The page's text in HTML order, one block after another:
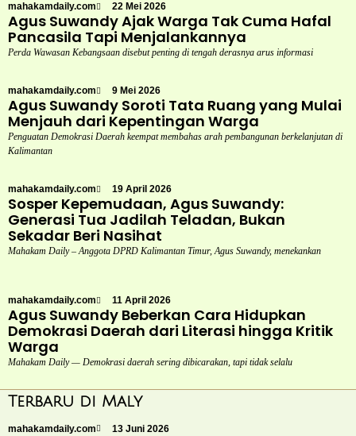
mahakamdaily.com 22 Mei 2026
Agus Suwandy Ajak Warga Tak Cuma Hafal
Pancasila Tapi Menjalankannya
Perda Wawasan Kebangsaan disebut penting di tengah derasnya arus informasi
mahakamdaily.com 9 Mei 2026
Agus Suwandy Soroti Tata Ruang yang Mulai
Menjauh dari Kepentingan Warga
Penguatan Demokrasi Daerah keempat membahas arah pembangunan berkelanjutan di
Kalimantan
mahakamdaily.com 19 April 2026
Sosper Kepemudaan, Agus Suwandy:
Generasi Tua Jadilah Teladan, Bukan
Sekadar Beri Nasihat
Mahakam Daily – Anggota DPRD Kalimantan Timur, Agus Suwandy, menekankan
mahakamdaily.com 11 April 2026
Agus Suwandy Beberkan Cara Hidupkan
Demokrasi Daerah dari Literasi hingga Kritik
Warga
Mahakam Daily — Demokrasi daerah sering dibicarakan, tapi tidak selalu
Terbaru di Maly
mahakamdaily.com 13 Juni 2026